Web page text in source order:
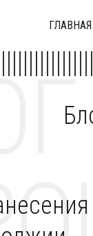
ГЛАВНАЯ